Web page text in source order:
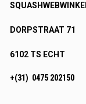
DORPSTRAAT 71
6102 TS ECHT
+(31) 0475 202150